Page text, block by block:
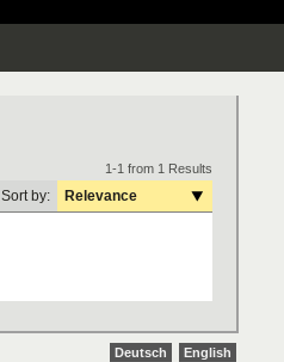
1-1 from 1 Results
Sort by: Relevance
Deutsch English